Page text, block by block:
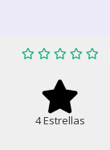
4 Estrellas